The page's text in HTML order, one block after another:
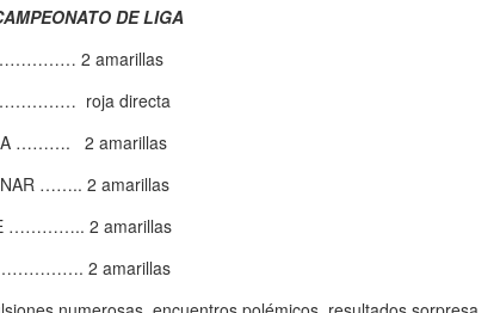
DE LIGA
2 amarillas
…………… roja directa
………. 2 amarillas
…….. 2 amarillas
………….. 2 amarillas
2 amarillas